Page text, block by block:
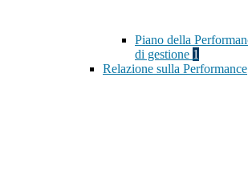
Piano della
di gestione 1
Relazione sulla Performance